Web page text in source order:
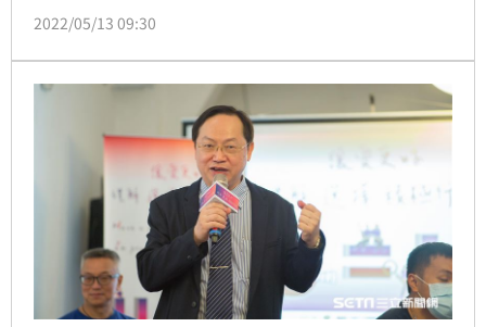
4萬多個故事，4萬多種心聲，無數次的欲言又止。（記
2022/05/13 09:30